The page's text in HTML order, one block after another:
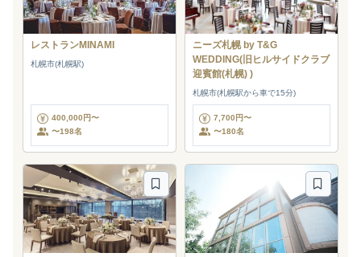
レストランMINAMI
札幌市(札幌駅)
400,000円〜
〜198名
ニーズ札幌 by T&G
WEDDING(旧ヒルサイドクラブ
迎賓館(札幌) )
札幌市(札幌駅から車で15分)
7,700円〜
〜180名